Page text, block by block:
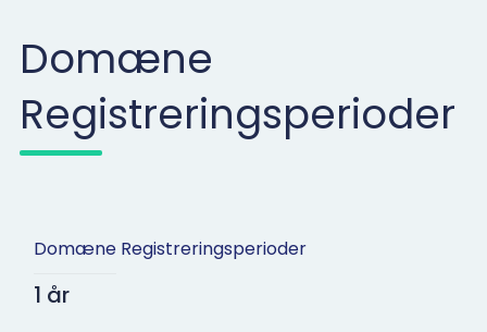
Domæne
Registreringsperioder
Domæne Registreringsperioder
1 år